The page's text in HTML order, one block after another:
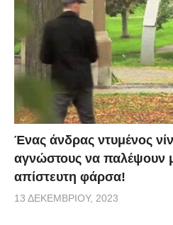
Ένας άνδρας ντυμένος
αγνώστους να παλέψουν
απίστευτη φάρσα!
13 ΔΕΚΕΜΒΡΊΟΥ, 2023